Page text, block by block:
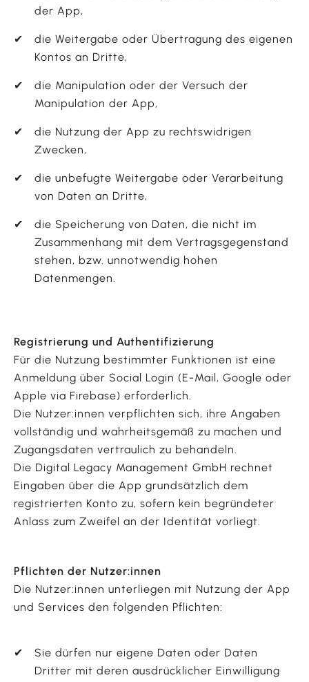
der App,
die Weitergabe oder Übertragung des eigenen
Kontos an Dritte,
die Manipulation oder der Versuch der
Manipulation der App,
die Nutzung der App zu rechtswidrigen
Zwecken,
die unbefugte Weitergabe oder Verarbeitung
von Daten an Dritte,
die Speicherung von Daten, die nicht im
Zusammenhang mit dem Vertragsgegenstand
stehen, bzw. unnotwendig hohen
Datenmengen.
Registrierung und Authentifizierung
Für die Nutzung bestimmter Funktionen ist eine
Anmeldung über Social Login (E-Mail, Google oder
Apple via Firebase) erforderlich.
Die Nutzer:innen verpflichten sich, ihre Angaben
vollständig und wahrheitsgemäß zu machen und
Zugangsdaten vertraulich zu behandeln.
Die Digital Legacy Management GmbH rechnet
Eingaben über die App grundsätzlich dem
registrierten Konto zu, sofern kein begründeter
Anlass zum Zweifel an der Identität vorliegt.
Pflichten der Nutzer:innen
Die Nutzer:innen unterliegen mit Nutzung der App
und Services den folgenden Pflichten:
Sie dürfen nur eigene Daten oder Daten
Dritter mit deren ausdrücklicher Einwilligung